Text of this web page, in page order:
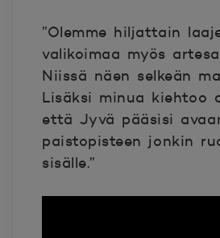
”Olemme hiljattain
valikoimaa myös
Niissä näen selkeän
Lisäksi minua kiehtoo
että Jyvä pääsisi
paistopisteen jonkin
sisälle.”